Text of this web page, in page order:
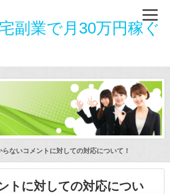
副業で月30万円稼ぐ
らないコメントに対しての対応について！
トに対しての対応につい